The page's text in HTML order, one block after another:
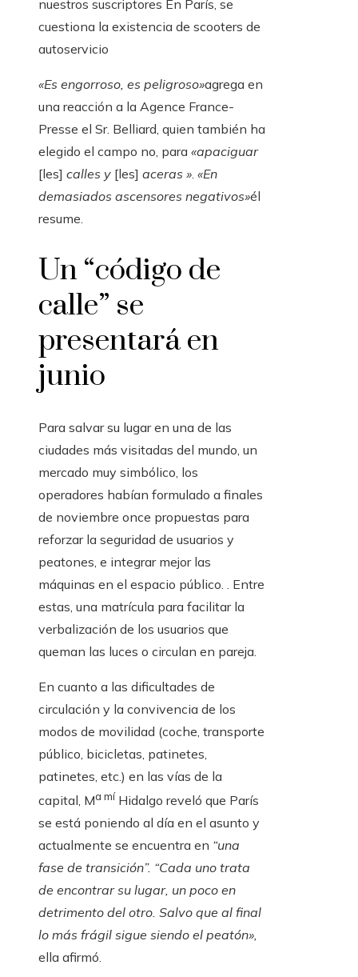
nuestros suscriptores En París, se
cuestiona la existencia de scooters de
autoservicio
«Es engorroso, es peligroso»agrega en
una reacción a la Agence France-
Presse el Sr. Belliard, quien también ha
elegido el campo no, para «apaciguar
[les] calles y [les] aceras ». «En
demasiados ascensores negativos»él
resume.
Un “código de
calle” se
presentará en
junio
Para salvar su lugar en una de las
ciudades más visitadas del mundo, un
mercado muy simbólico, los
operadores habían formulado a finales
de noviembre once propuestas para
reforzar la seguridad de usuarios y
peatones, e integrar mejor las
máquinas en el espacio público. . Entre
estas, una matrícula para facilitar la
verbalización de los usuarios que
queman las luces o circulan en pareja.
En cuanto a las dificultades de
circulación y la convivencia de los
modos de movilidad (coche, transporte
público, bicicletas, patinetes,
patinetes, etc.) en las vías de la
capital, Ma mí Hidalgo reveló que París
se está poniendo al día en el asunto y
actualmente se encuentra en “una
fase de transición”. “Cada uno trata
de encontrar su lugar, un poco en
detrimento del otro. Salvo que al final
lo más frágil sigue siendo el peatón»,
ella afirmó.